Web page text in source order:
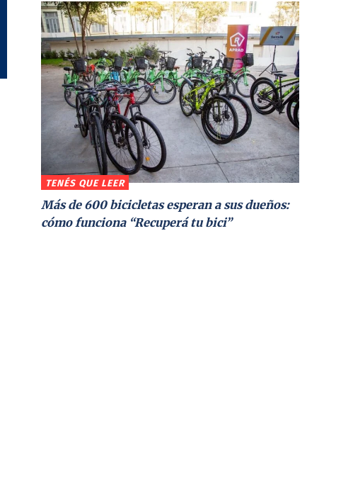
TENÉS QUE LEER
Más de 600 bicicletas esperan a sus dueños:
cómo funciona “Recuperá tu bici”